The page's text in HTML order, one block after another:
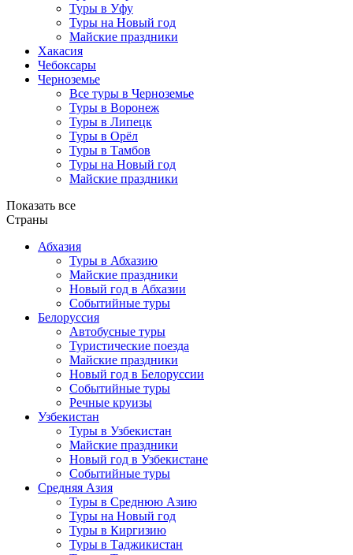
Туры в Уфу
Туры на Новый год
Майские праздники
Хакасия
Чебоксары
Черноземье
Все туры в Черноземье
Туры в Воронеж
Туры в Липецк
Туры в Орёл
Туры в Тамбов
Туры на Новый год
Майские праздники
Показать все
Страны
Абхазия
Туры в Абхазию
Майские праздники
Новый год в Абхазии
Событийные туры
Белоруссия
Автобусные туры
Туристические поезда
Майские праздники
Новый год в Белоруссии
Событийные туры
Речные круизы
Узбекистан
Туры в Узбекистан
Майские праздники
Новый год в Узбекистане
Событийные туры
Средняя Азия
Туры в Среднюю Азию
Туры на Новый год
Туры в Киргизию
Туры в Таджикистан